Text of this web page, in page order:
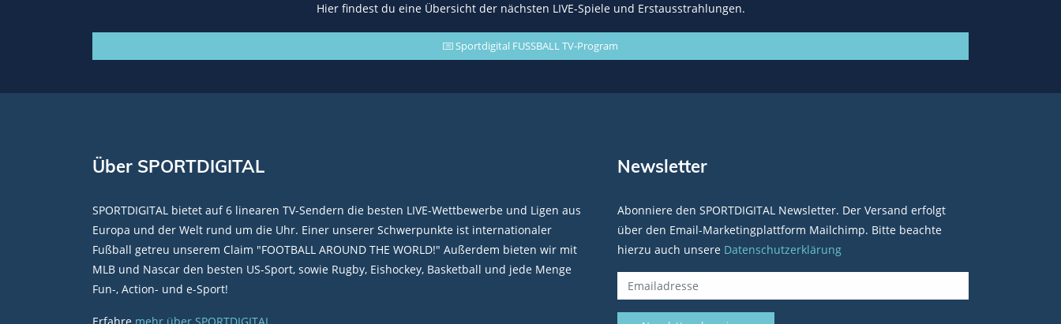
Hier findest du eine Übersicht der nächsten LIVE-Spiele und Erstausstrahlungen.
Sportdigital FUSSBALL TV-Program
Über SPORTDIGITAL
SPORTDIGITAL bietet auf 6 linearen TV-Sendern die besten LIVE-Wettbewerbe und Ligen aus
Europa und der Welt rund um die Uhr. Einer unserer Schwerpunkte ist internationaler
Fußball getreu unserem Claim "FOOTBALL AROUND THE WORLD!" Außerdem bieten wir mit
MLB und Nascar den besten US-Sport, sowie Rugby, Eishockey, Basketball und jede Menge
Fun-, Action- und e-Sport!
Newsletter
Abonniere den SPORTDIGITAL Newsletter. Der Versand erfolgt
über den Email-Marketingplattform Mailchimp. Bitte beachte
hierzu auch unsere Datenschutzerklärung